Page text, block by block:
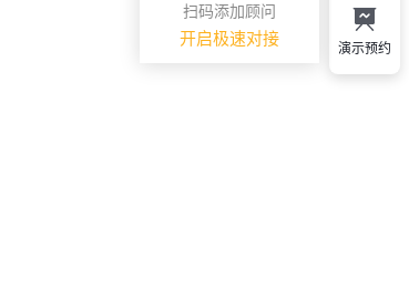
扫码添加顾问
开启极速对接 演示预约